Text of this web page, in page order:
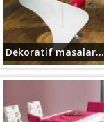
Dekoratif masalar...